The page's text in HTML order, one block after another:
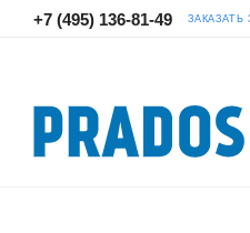
+7 (495) 136-81-49 ЗАКАЗАТЬ